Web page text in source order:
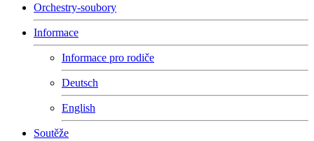
Orchestry-soubory
Informace
Informace pro rodiče
Deutsch
English
Soutěže